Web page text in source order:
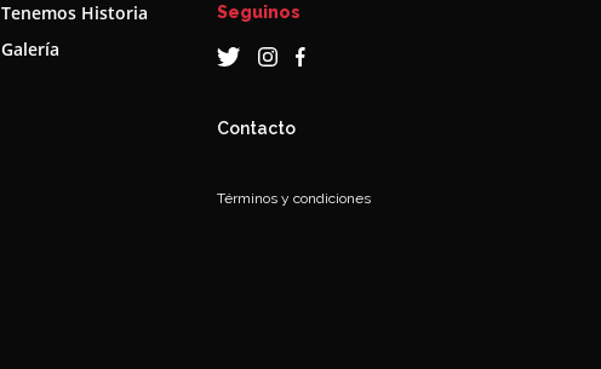
Tenemos Historia
Galería
Seguinos
Contacto
Términos y condiciones